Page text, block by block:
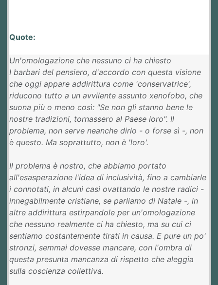
Quote:
Un'omologazione che nessuno ci ha chiesto
I barbari del pensiero, d'accordo con questa visione
che oggi appare addirittura come 'conservatrice',
riducono tutto a un avvilente assunto xenofobo, che
suona più o meno così: "Se non gli stanno bene le
nostre tradizioni, tornassero al Paese loro". Il
problema, non serve neanche dirlo - o forse sì -, non
è questo. Ma soprattutto, non è 'loro'.
Il problema è nostro, che abbiamo portato
all'esasperazione l'idea di inclusività, fino a cambiarle
i connotati, in alcuni casi ovattando le nostre radici -
innegabilmente cristiane, se parliamo di Natale -, in
altre addirittura estirpandole per un'omologazione
che nessuno realmente ci ha chiesto, ma su cui ci
sentiamo costantemente tirati in causa. E pure un po'
stronzi, semmai dovesse mancare, con l'ombra di
questa presunta mancanza di rispetto che aleggia
sulla coscienza collettiva.